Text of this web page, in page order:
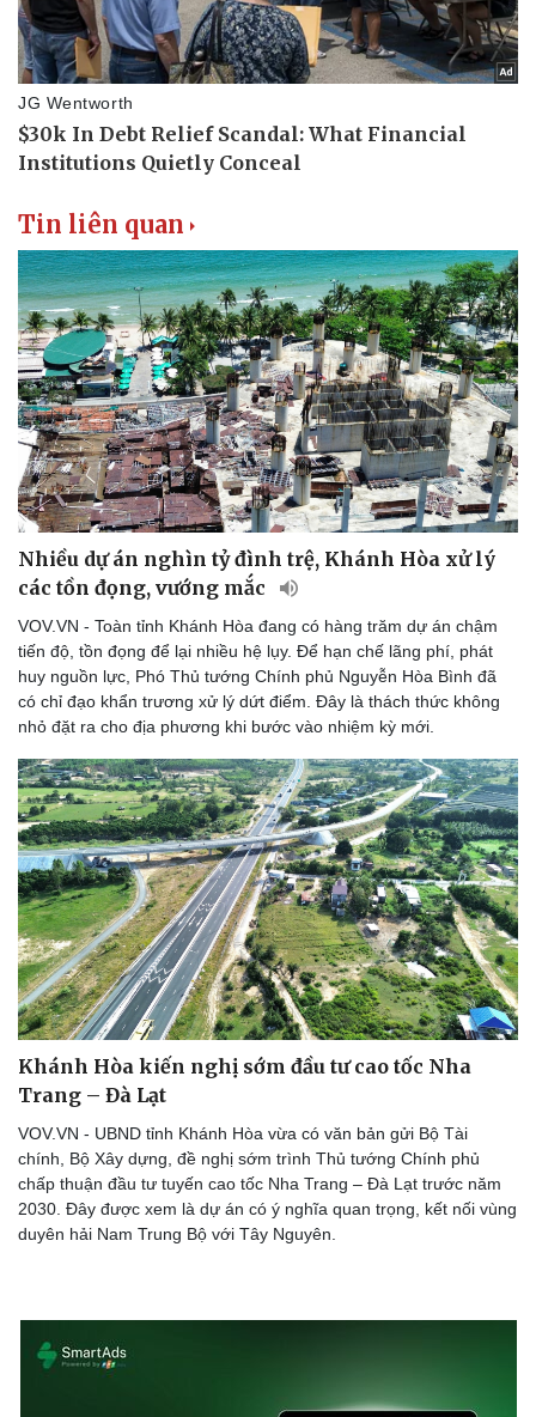
Tin liên quan
Nhiều dự án nghìn tỷ đình trệ, Khánh Hòa xử lý
các tồn đọng, vướng mắc
VOV.VN - Toàn tỉnh Khánh Hòa đang có hàng trăm dự án chậm
tiến độ, tồn đọng để lại nhiều hệ lụy. Để hạn chế lãng phí, phát
huy nguồn lực, Phó Thủ tướng Chính phủ Nguyễn Hòa Bình đã
có chỉ đạo khẩn trương xử lý dứt điểm. Đây là thách thức không
nhỏ đặt ra cho địa phương khi bước vào nhiệm kỳ mới.
Khánh Hòa kiến nghị sớm đầu tư cao tốc Nha
Trang – Đà Lạt
VOV.VN - UBND tỉnh Khánh Hòa vừa có văn bản gửi Bộ Tài
chính, Bộ Xây dựng, đề nghị sớm trình Thủ tướng Chính phủ
chấp thuận đầu tư tuyến cao tốc Nha Trang – Đà Lạt trước năm
2030. Đây được xem là dự án có ý nghĩa quan trọng, kết nối vùng
duyên hải Nam Trung Bộ với Tây Nguyên.